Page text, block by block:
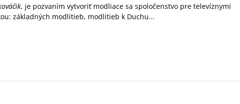
, je pozvaním vytvoriť modliace sa spoločenstvo pre televíznymi
základných modlitieb, modlitieb k Duchu...